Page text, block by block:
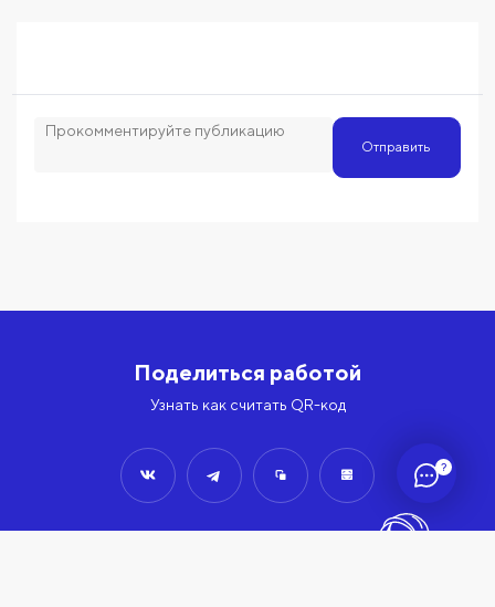
?
Отправить
Поделиться работой
Узнать как считать QR-код